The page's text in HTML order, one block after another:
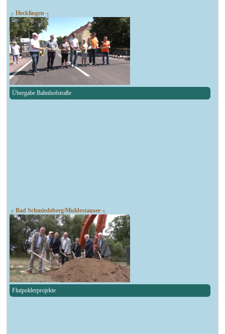
┌ Hecklingen ┐
Übergabe Bahnhofstraße
┌ Bad Schmiedeberg/Muldestausee ┐
Flutpolderprojekte